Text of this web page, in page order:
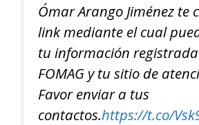
Ómar Arango Jiménez te
link mediante el cual
tu información
FOMAG y tu sitio de
Favor enviar a tus
contactos.https://t.co/